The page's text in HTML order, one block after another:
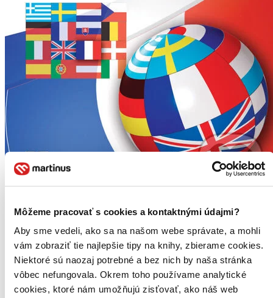
Môžeme pracovať s cookies a kontaktnými údajmi?
Aby sme vedeli, ako sa na našom webe správate, a mohli
vám zobraziť tie najlepšie tipy na knihy, zbierame cookies.
Niektoré sú naozaj potrebné a bez nich by naša stránka
vôbec nefungovala. Okrem toho používame analytické
cookies, ktoré nám umožňujú zisťovať, ako náš web
Francúzština na cesty s prepisom výslovnosti
Iveta Božoňová
Minipríručka konverzácie je určená na rýchle dorozumenie v
zahraničí. Je určená tým, ktorí sa potrebujú dorozumieť v
základných situáciách turistického a spoločenského styku...
Čítaná